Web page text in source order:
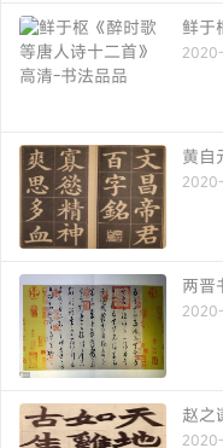
鲜于
黄自
两晋
赵之